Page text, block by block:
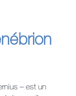
– est un